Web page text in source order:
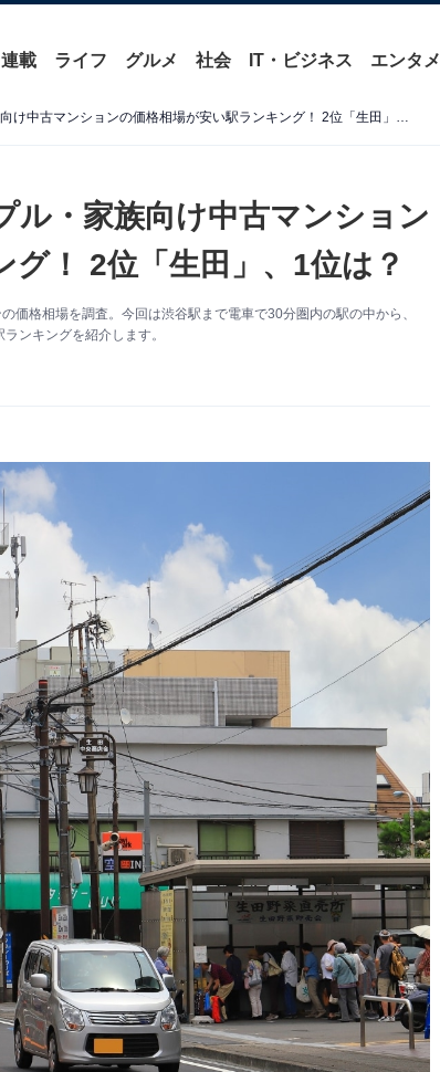
連載 ライフ グルメ 社会 IT・ビジネス エンタメ
【渋谷まで30分圏内】カップル・家族向け中古マンションの価格相場が安い駅ランキング！ 2位「生田」、1位は？
ル・家族向け中古マンション
！ 2位「生田」、1位は？
価格相場を調査。今回は渋谷駅まで電車で30分圏内の駅の中から、
ンキングを紹介します。